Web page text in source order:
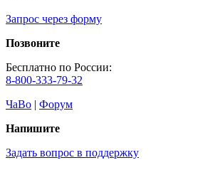
Запрос через форму
Позвоните
Бесплатно по России:
8-800-333-79-32
ЧаВо | Форум
Напишите
Задать вопрос в поддержку